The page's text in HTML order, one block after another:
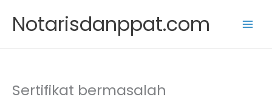
content
Notarisdanppat.com
Sertifikat bermasalah